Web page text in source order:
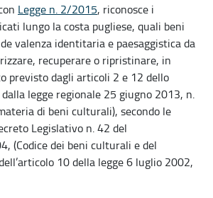
Legge n. 2/2015, riconosce i
lungo la costa pugliese, quali beni
valenza identitaria e paesaggistica da
recuperare o ripristinare, in
previsto dagli articoli 2 e 12 dello
legge regionale 25 giugno 2013, n.
di beni culturali), secondo le
Legislativo n. 42 del
(Codice dei beni culturali e del
10 della legge 6 luglio 2002,